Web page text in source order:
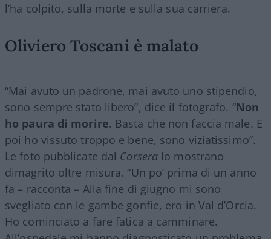
l’ha colpito, sulla morte e sulla sua carriera.
Oliviero Toscani è malato
“Mai avuto un padrone, mai avuto uno stipendio,
sono sempre stato libero”, dice il fotografo. “Non
ho paura di morire. Basta che non faccia male. E
poi ho vissuto troppo e bene, sono viziatissimo”.
Le foto pubblicate dal Corsera lo mostrano
dimagrito oltre misura. “Un po’ prima di un anno
fa – racconta – Alla fine di giugno mi sono
svegliato con le gambe gonfie, ero in Val d’Orcia.
Ho cominciato a fare fatica a camminare.